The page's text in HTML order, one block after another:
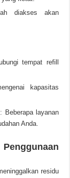
diakses akan
tempat refill
kapasitas
: Beberapa layanan
Anda.
residu